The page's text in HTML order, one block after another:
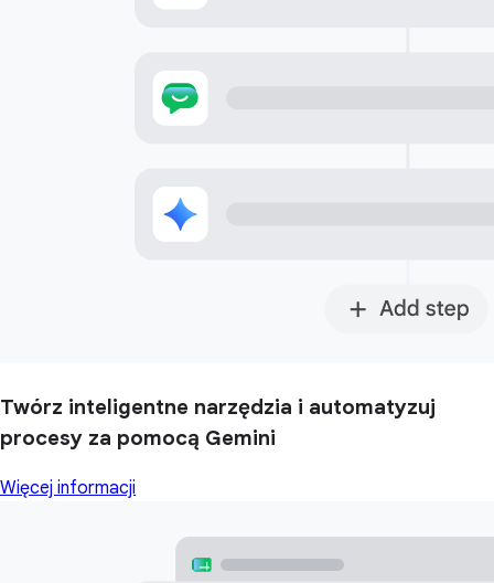
Twórz inteligentne narzędzia i automatyzuj
procesy za pomocą Gemini
Więcej informacji